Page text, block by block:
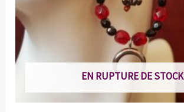
EN RUPTURE DE STOCK